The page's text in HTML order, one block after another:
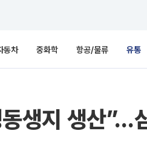
동차 중화학 항공/물류 유통
동생지 생산